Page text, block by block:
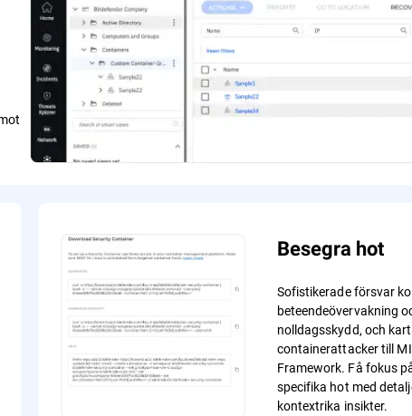
Besegra hot
Sofistikerade försvar
beteendeövervakning
nolldagsskydd, och
containerattacker till
Framework. Få fokus
specifika hot med
kontextrika insikter.